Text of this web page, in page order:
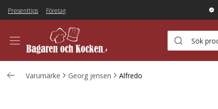
Presenttips Företag
Varumärke Georg jensen Alfredo